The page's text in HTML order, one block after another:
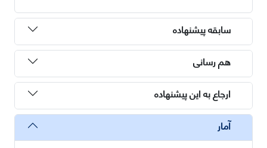
سابقه پیشنهاده
هم رسانی
ارجاع به این پیشنهاده
آمار